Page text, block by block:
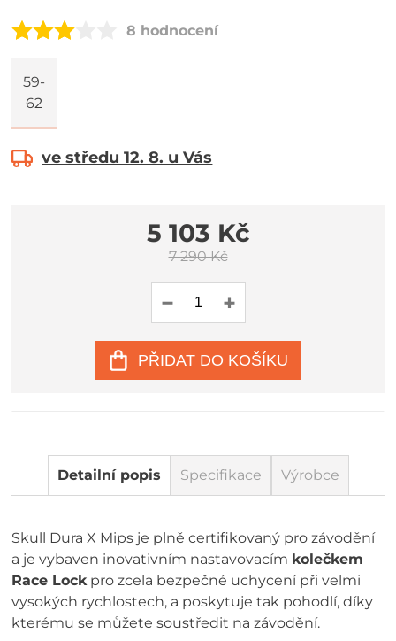
8 hodnocení
59-
62
ve středu 12. 8. u Vás
5 103 Kč
7 290 Kč
PŘIDAT DO KOŠÍKU
Detailní popis Specifikace Výrobce
Skull Dura X Mips je plně certifikovaný pro závodění
a je vybaven inovativním nastavovacím kolečkem
Race Lockpro zcela bezpečné uchycení při velmi
vysokých rychlostech, a poskytuje tak pohodlí, díky
kterému se můžete soustředit na závodění.